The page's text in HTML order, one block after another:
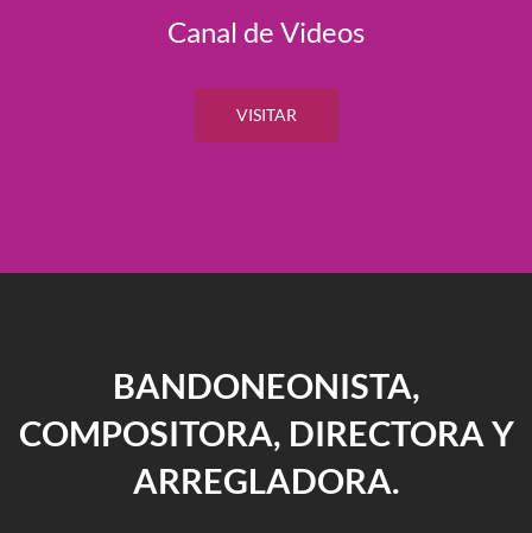
Canal de Videos
VISITAR
BANDONEONISTA,
COMPOSITORA, DIRECTORA Y
ARREGLADORA.